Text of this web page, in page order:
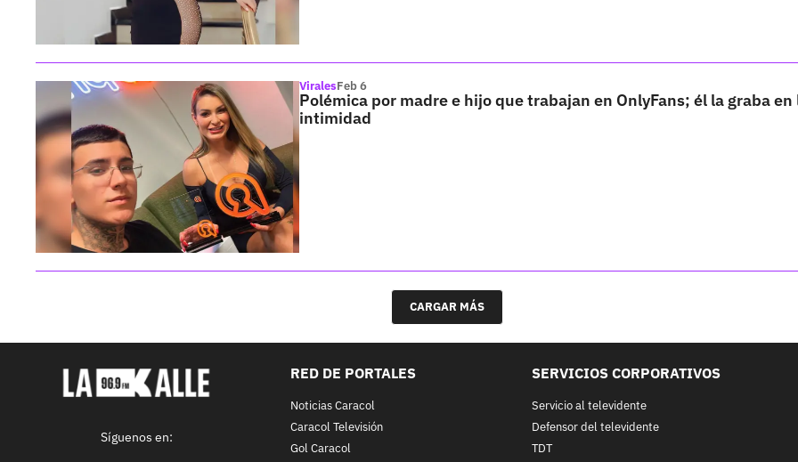
ViralesFeb 6
Polémica por madre e hijo que trabajan en OnlyFans; él la graba en
intimidad
CARGAR MÁS
Síguenos en:
RED DE PORTALES
Noticias Caracol
Caracol Televisión
Gol Caracol
SERVICIOS CORPORATIVOS
Servicio al televidente
Defensor del televidente
TDT